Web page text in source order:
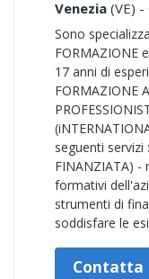
Venezia (VE)
Sono
FORMAZIONE
17 anni di
FORMAZIONE
seguenti servizi
FINANZIATA) -
formativi
strumenti di
soddisfare le
Contatta